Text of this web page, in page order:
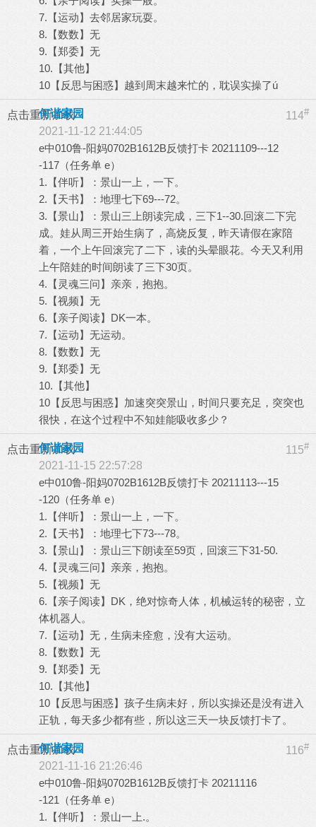
7.【运动】去邻居家玩耍。
8.【数数】无
9.【郑委】无
10.【其他】
10【反思与困惑】越到周末越来忙的，耽误实操了ú
点击重新加载 114#
何谐家园
2021-11-12 21:44:05
e中010鲁-阳妈0702B1612B反馈打卡 20211109---12
-117（任务单 e）
1.【伴听】：景山一上，一下。
2.【天书】：地理七下69---72。
3.【景山】：景山三上朗读完成，三下1--30.回滚二下完
成。娃从周三开始生病了，高烧反复，昨天请假在家陪
着，一个上午回滚完了二下，读的头晕眼花。今天又利用
上午陪娃的时间朗读了三下30页。
4.【灵魂三问】亲亲，抱抱。
5.【视频】无
6.【亲子阅读】DK一本。
7.【运动】无运动。
8.【数数】无
9.【郑委】无
10.【其他】
10【反思与困惑】加速突突景山，时间只要充足，突突也
很快，在这个过程中不知娃能吸收多少？
点击重新加载 115#
何谐家园
2021-11-15 22:57:28
e中010鲁-阳妈0702B1612B反馈打卡 20211113---15
-120（任务单 e）
1.【伴听】：景山一上，一下。
2.【天书】：地理七下73---78。
3.【景山】：景山三下朗读至59页，回滚三下31-50.
4.【灵魂三问】亲亲，抱抱。
5.【视频】无
6.【亲子阅读】DK，绝对惊奇人体，机械运转的秘密，立
体机器人。
7.【运动】无，生病未痊愈，没有大运动。
8.【数数】无
9.【郑委】无
10.【其他】
10【反思与困惑】孩子生病未好，所以实操还是没有进入
正轨，每天多少都有些，所以这三天一块反馈打卡了。
点击重新加载 116#
何谐家园
2021-11-16 21:26:46
e中010鲁-阳妈0702B1612B反馈打卡 20211116
-121（任务单 e）
1.【伴听】：景山一上.。